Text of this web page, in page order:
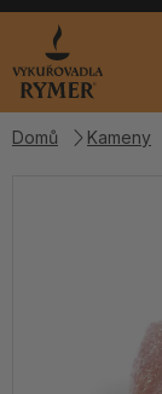
Domů Kameny